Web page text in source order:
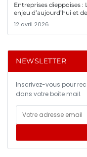
Entreprises dieppoises
enjeu d’aujourd’hui et
12 avril 2026
NEWSLETTER
Inscrivez-vous pour
dans votre boîte mail.